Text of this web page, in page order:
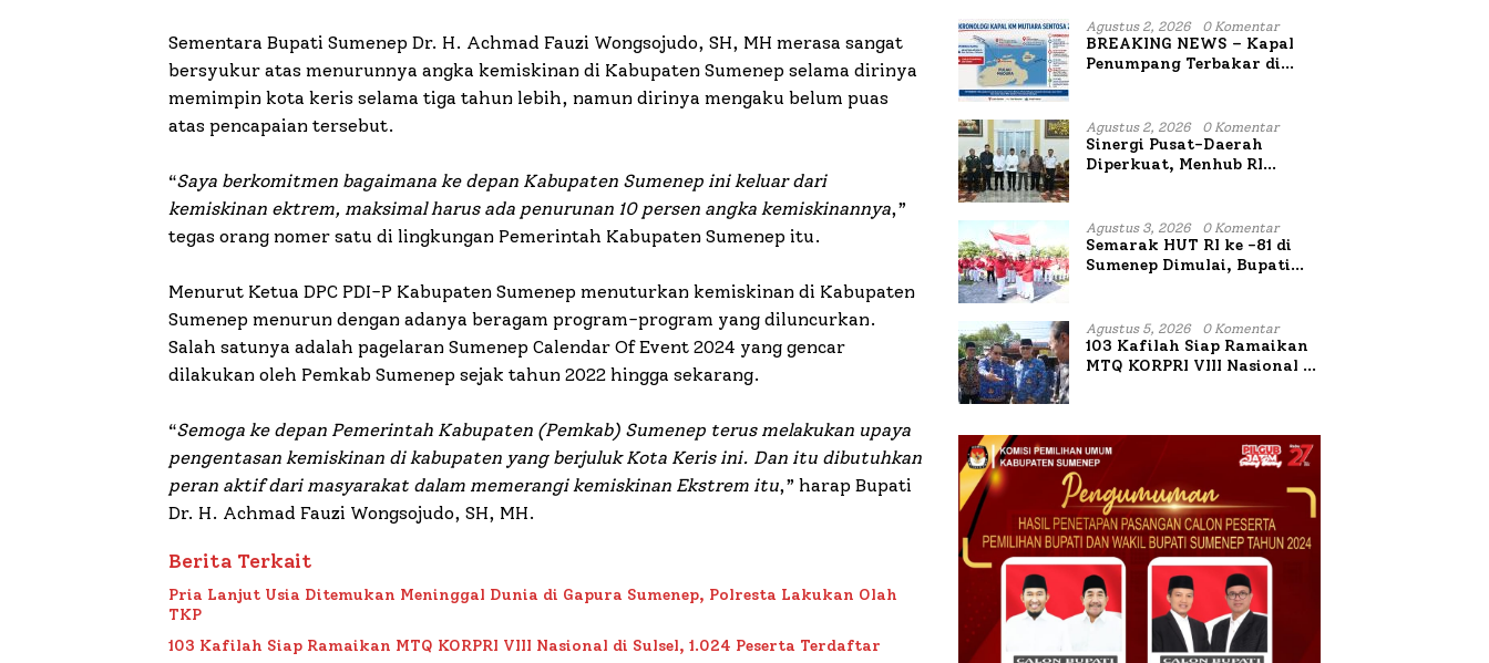
Sementara Bupati Sumenep Dr. H. Achmad Fauzi Wongsojudo, SH, MH merasa sangat
bersyukur atas menurunnya angka kemiskinan di Kabupaten Sumenep selama dirinya
memimpin kota keris selama tiga tahun lebih, namun dirinya mengaku belum puas
atas pencapaian tersebut.
“Saya berkomitmen bagaimana ke depan Kabupaten Sumenep ini keluar dari
kemiskinan ektrem, maksimal harus ada penurunan 10 persen angka kemiskinannya,”
tegas orang nomer satu di lingkungan Pemerintah Kabupaten Sumenep itu.
Menurut Ketua DPC PDI-P Kabupaten Sumenep menuturkan kemiskinan di Kabupaten
Sumenep menurun dengan adanya beragam program-program yang diluncurkan.
Salah satunya adalah pagelaran Sumenep Calendar Of Event 2024 yang gencar
dilakukan oleh Pemkab Sumenep sejak tahun 2022 hingga sekarang.
“Semoga ke depan Pemerintah Kabupaten (Pemkab) Sumenep terus melakukan upaya
pengentasan kemiskinan di kabupaten yang berjuluk Kota Keris ini. Dan itu dibutuhkan
peran aktif dari masyarakat dalam memerangi kemiskinan Ekstrem itu,” harap Bupati
Dr. H. Achmad Fauzi Wongsojudo, SH, MH.
Berita Terkait
Pria Lanjut Usia Ditemukan Meninggal Dunia di Gapura Sumenep, Polresta Lakukan Olah
TKP
103 Kafilah Siap Ramaikan MTQ KORPRI VIII Nasional di Sulsel, 1.024 Peserta Terdaftar
Agustus 2, 2026 0 Komentar
BREAKING NEWS – Kapal
Penumpang Terbakar di
Agustus 2, 2026 0 Komentar
Sinergi Pusat-Daerah
Diperkuat, Menhub RI
Mutiara Sentosa II
Agustus 3, 2026 0 Komentar
Semarak HUT RI ke -81 di
Sumenep Dimulai, Bupati
Terbakar
Agustus 5, 2026 0 Komentar
103 Kafilah Siap Ramaikan
MTQ KORPRI VIII Nasional di